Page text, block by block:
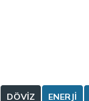
DÖVİZ ENERJİ